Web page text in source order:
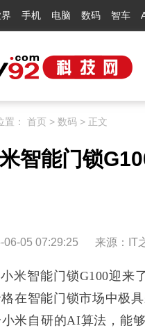
手机 电脑 数码 智车
置： 首页 > 数码 > 正文
智能门锁
06-05 07:29:25 来源： IT
小米智能门锁G100迎来
在智能门锁市场中极
米自研的AI算法，能